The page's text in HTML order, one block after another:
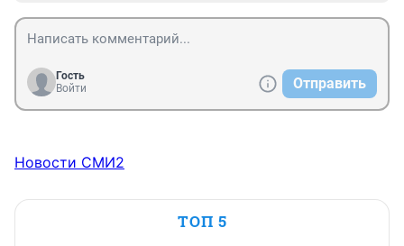
Гость
Войти
Отправить
Новости СМИ2
ТОП 5